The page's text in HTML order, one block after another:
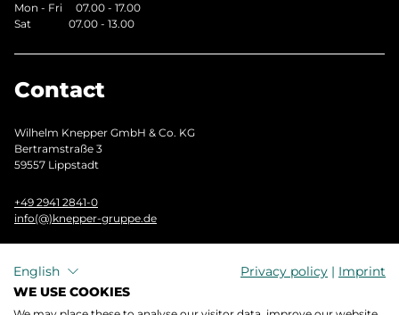
Mon - Fri 07.00 - 17.00
Sat 07.00 - 13.00
Contact
Wilhelm Knepper GmbH & Co. KG
Bertramstraße 3
59557 Lippstadt
+49 2941 2841-0
info(@)knepper-gruppe.de
GET IN TOUCH NOW
English Privacy policy | Imprint
WE USE COOKIES